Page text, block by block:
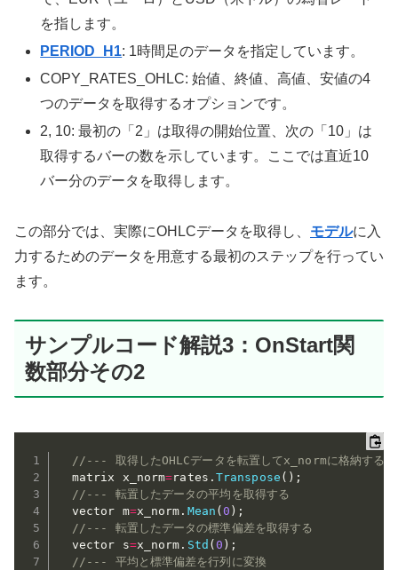
を指します。
PERIOD_H1: 1時間足のデータを指定しています。
COPY_RATES_OHLC: 始値、終値、高値、安値の4
つのデータを取得するオプションです。
2, 10: 最初の「2」は取得の開始位置、次の「10」は
取得するバーの数を示しています。ここでは直近10
バー分のデータを取得します。
この部分では、実際にOHLCデータを取得し、 モデルに入
力するためのデータを用意する最初のステップを行ってい
ます。
サンプルコード解説3：OnStart関
数部分その2
//--- 取得したOHLCデータを転置してx_normに格納する
  matrix x_norm
=rates . Transpose ( ) ;
//--- 転置したデータの平均を取得する
  vector m
=x_norm . Mean (0 ) ;
//--- 転置したデータの標準偏差を取得する
  vector s
=x_norm . Std ( 0 ) ;
//--- 平均と標準偏差を行列に変換